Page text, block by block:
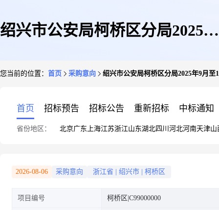
绍兴市公安局柯桥区分局2025年
您当前的位置： 首页 采购意向 绍兴市公安局柯桥区分局2025年9月至
首页 招标预告 招标公告 重新招标 中标通知
省份地区： 北京广东 上海江苏浙江山东湖北四川 河北河南天津山
2026-08-06 采购意向 浙江省 绍兴市 柯桥区
项目编号 柯桥区|C99000000